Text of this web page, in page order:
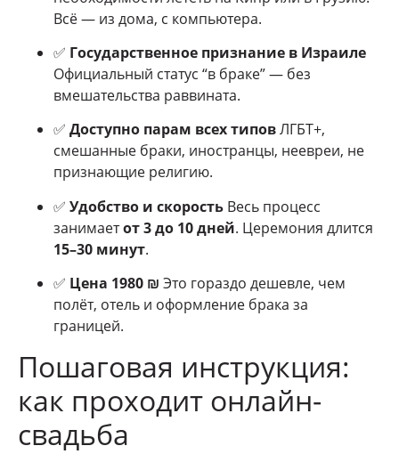
Всё — из дома, с компьютера.
✅ Государственное признание в Израиле
Официальный статус “в браке” — без
вмешательства раввината.
✅ Доступно парам всех типовЛГБТ+,
смешанные браки, иностранцы, неевреи, не
признающие религию.
✅ Удобство и скорость Весь процесс
занимаетот 3 до 10 дней. Церемония длится
15–30 минут.
✅ Цена 1980 ₪ Это гораздо дешевле, чем
полёт, отель и оформление брака за
границей.
Пошаговая инструкция:
как проходит онлайн-
свадьба